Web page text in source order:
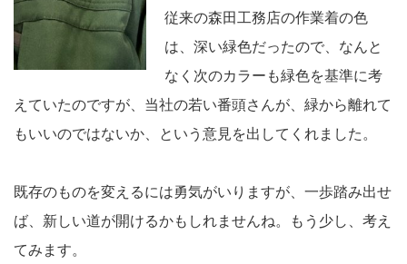
従来の森田工務店の作業着の色
は、深い緑色だったので、なんと
なく次のカラーも緑色を基準に考
えていたのですが、当社の若い番頭さんが、緑から離れて
もいいのではないか、という意見を出してくれました。
既存のものを変えるには勇気がいりますが、一歩踏み出せ
ば、新しい道が開けるかもしれませんね。もう少し、考え
てみます。